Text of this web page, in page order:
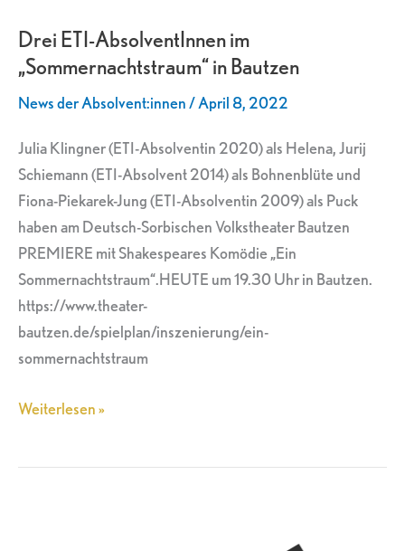
Drei ETI-AbsolventInnen im
„Sommernachtstraum“ in Bautzen
News der Absolvent:innen/April 8, 2022
Julia Klingner (ETI-Absolventin 2020) als Helena, Jurij
Schiemann (ETI-Absolvent 2014) als Bohnenblüte und
Fiona-Piekarek-Jung (ETI-Absolventin 2009) als Puck
haben am Deutsch-Sorbischen Volkstheater Bautzen
PREMIERE mit Shakespeares Komödie „Ein
Sommernachtstraum“.HEUTE um 19.30 Uhr in Bautzen.
https://www.theater-
bautzen.de/spielplan/inszenierung/ein-
sommernachtstraum
im
„Sommernachtstraum“
in
Weiterlesen »